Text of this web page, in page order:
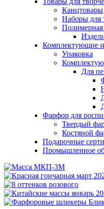
Канцтовары
Наборы для
Полимерная
Комплектующие и
Упаковка
Для
Фарфор для
Твердый
Костяной
Подарочные
Промышленное